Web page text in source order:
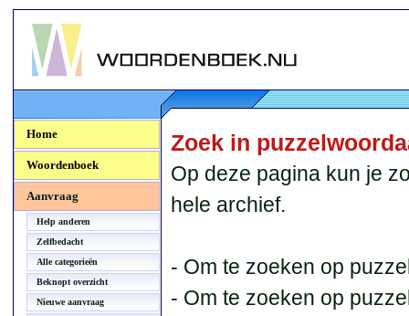
Woordenboek.NU
Home
Woordenboek
Aanvraag
Help anderen
Zelfbedacht
Alle categorieën
Beknopt overzicht
Nieuwe aanvraag
Zoek in
Op deze pagina kun je
hele archief.
- Om te zoeken op
- Om te zoeken op